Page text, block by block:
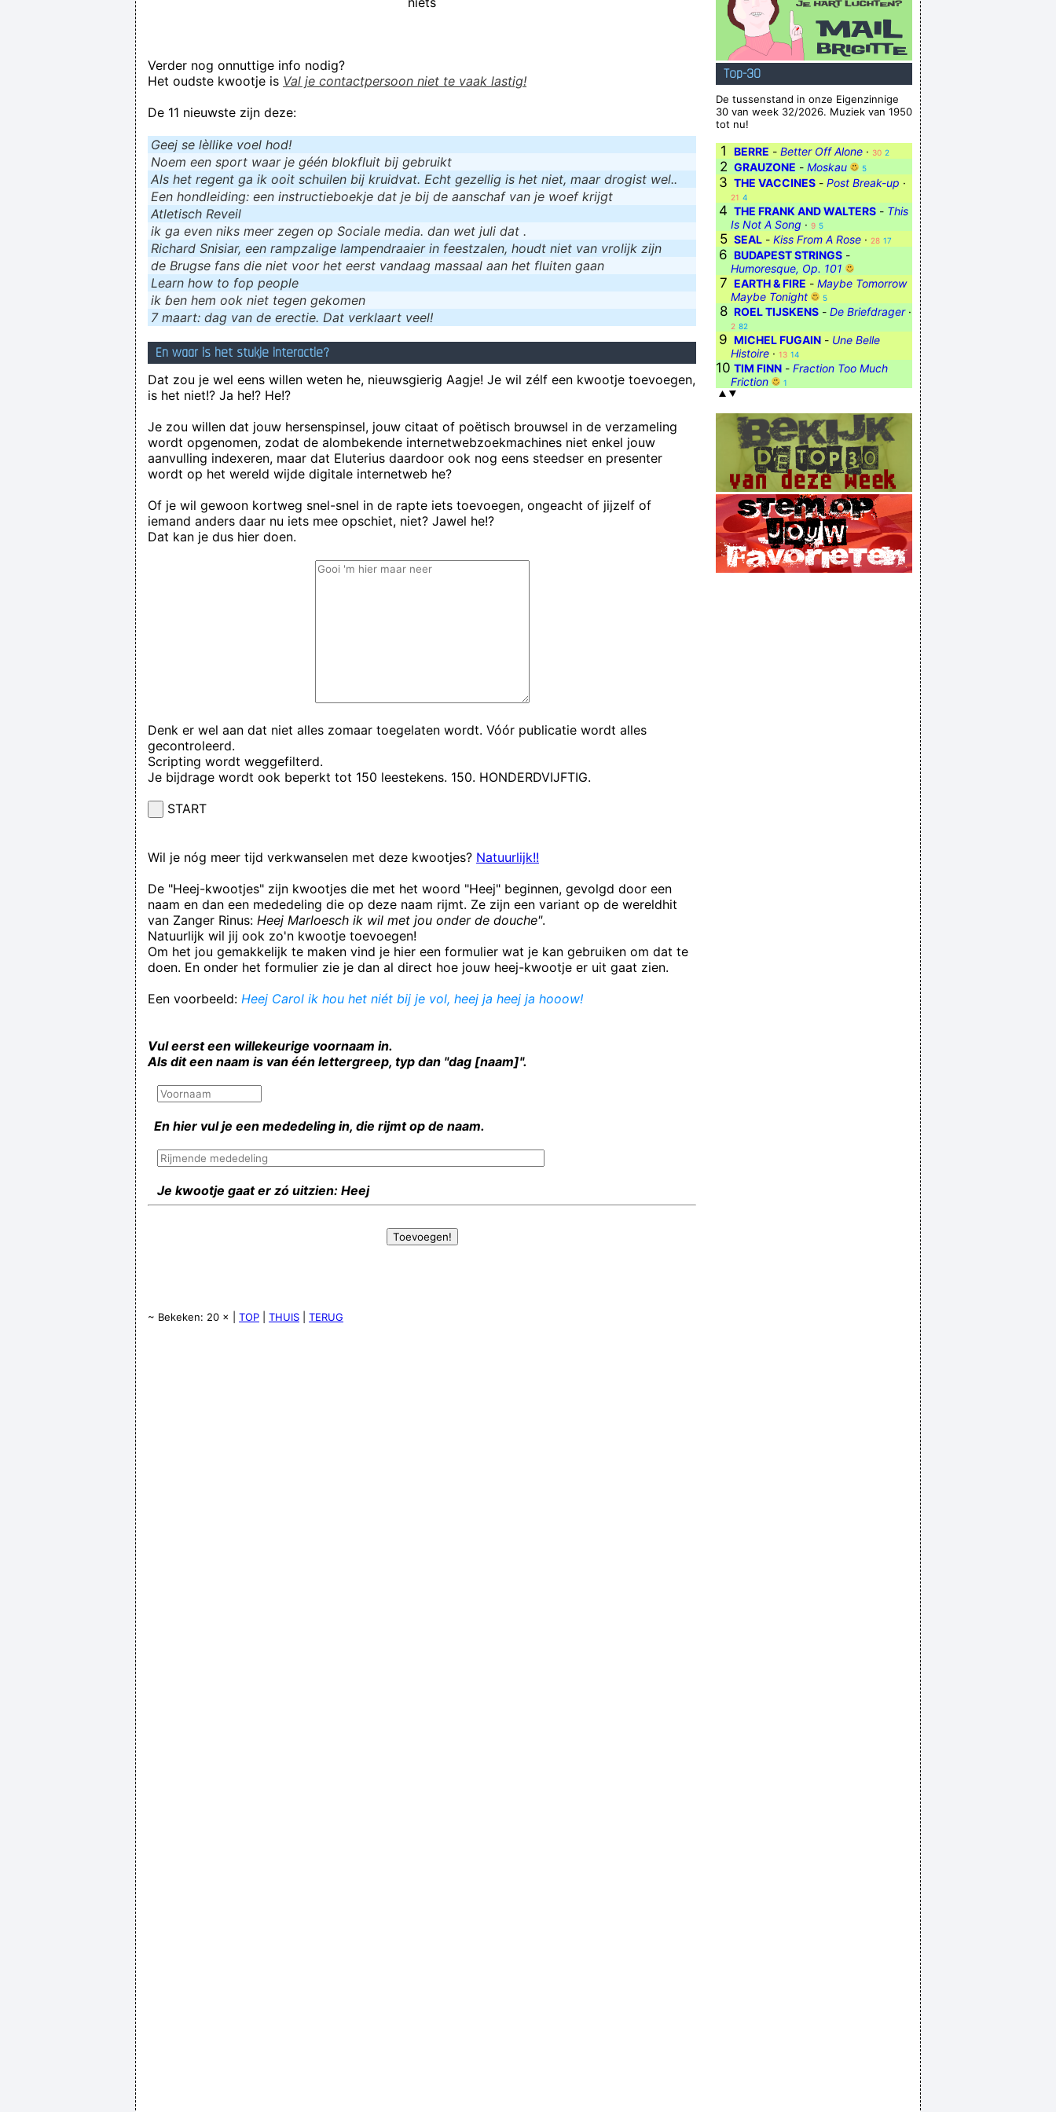
Verder nog onnuttige info nodig?
Het oudste kwootje is Val je contactpersoon niet te vaak lastig!
De 11 nieuwste zijn deze:
Geej se lèllike voel hod!
Noem een sport waar je géén blokfluit bij gebruikt
Als het regent ga ik ooit schuilen bij kruidvat. Echt gezellig is het niet, maar drogist wel..
Een hondleiding: een instructieboekje dat je bij de aanschaf van je woef krijgt
Atletisch Reveil
ik ga even niks meer zegen op Sociale media. dan wet juli dat .
Richard Snisiar, een rampzalige lampendraaier in feestzalen, houdt niet van vrolijk zijn
de Brugse fans die niet voor het eerst vandaag massaal aan het fluiten gaan
Learn how to fop people
ik ɓen hem ook niet tegen gekomen
7 maart: dag van de erectie. Dat verklaart veel!
En waar is het stukje interactie?
Dat zou je wel eens willen weten he, nieuwsgierig Aagje! Je wil zélf een kwootje toevoegen,
is het niet!? Ja he!? He!?
Je zou willen dat jouw hersenspinsel, jouw citaat of poëtisch brouwsel in de verzameling
wordt opgenomen, zodat de alombekende internetwebzoekmachines niet enkel jouw
aanvulling indexeren, maar dat Eluterius daardoor ook nog eens steedser en presenter
wordt op het wereld wijde digitale internetweb he?
Of je wil gewoon kortweg snel-snel in de rapte iets toevoegen, ongeacht of jijzelf of
iemand anders daar nu iets mee opschiet, niet? Jawel he!?
Dat kan je dus hier doen.
Denk er wel aan dat niet alles zomaar toegelaten wordt. Vóór publicatie wordt alles
gecontroleerd.
Scripting wordt weggefilterd.
Je bijdrage wordt ook beperkt tot 150 leestekens. 150. HONDERDVIJFTIG.
START
Wil je nóg meer tijd verkwanselen met deze kwootjes? Natuurlijk!!
De "Heej-kwootjes" zijn kwootjes die met het woord "Heej" beginnen, gevolgd door een
naam en dan een mededeling die op deze naam rijmt. Ze zijn een variant op de wereldhit
van Zanger Rinus: Heej Marloesch ik wil met jou onder de douche".
Natuurlijk wil jij ook zo'n kwootje toevoegen!
Om het jou gemakkelijk te maken vind je hier een formulier wat je kan gebruiken om dat te
doen. En onder het formulier zie je dan al direct hoe jouw heej-kwootje er uit gaat zien.
Een voorbeeld: Heej Carol ik hou het niét bij je vol, heej ja heej ja hooow!
Vul eerst een willekeurige voornaam in.
Als dit een naam is van één lettergreep, typ dan "dag [naam]".
En hier vul je een mededeling in, die rijmt op de naam.
Je kwootje gaat er zó uitzien: Heej
~ Bekeken: 20 × | TOP THUIS TERUG
Top-30
De tussenstand in onze Eigenzinnige
30 van week 32/2026. Muziek van 1950
tot nu!
1 BERRE - Better Off Alone · 30 2
2 GRAUZONE - Moskau 5
3 THE VACCINES - Post Break-up ·
21 4
4 THE FRANK AND WALTERS - This
Is Not A Song · 9 5
5 SEAL - Kiss From A Rose · 28 17
6 BUDAPEST STRINGS -
Humoresque, Op. 101
7 EARTH & FIRE - Maybe Tomorrow
Maybe Tonight
5
8 ROEL TIJSKENS - De Briefdrager·
2 82
9 MICHEL FUGAIN - Une Belle
Histoire · 13 14
10 TIM FINN - Fraction Too Much
Friction
1